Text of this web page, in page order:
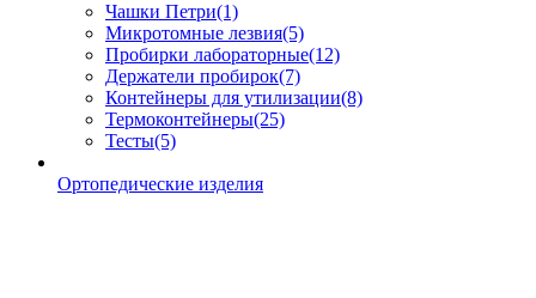
Чашки Петри(1)
Микротомные лезвия(5)
Пробирки лабораторные(12)
Держатели пробирок(7)
Контейнеры для утилизации(8)
Термоконтейнеры(25)
Тесты(5)
Ортопедические изделия